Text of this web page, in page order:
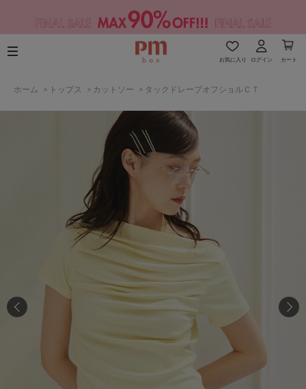
お気に入り ログイン カート
ホーム > トップス > カットソー > タックドレープオフショルＣＴ